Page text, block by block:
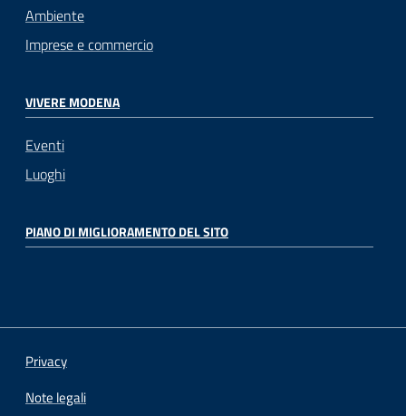
Ambiente
Imprese e commercio
VIVERE MODENA
Eventi
Luoghi
PIANO DI MIGLIORAMENTO DEL SITO
Privacy
Note legali